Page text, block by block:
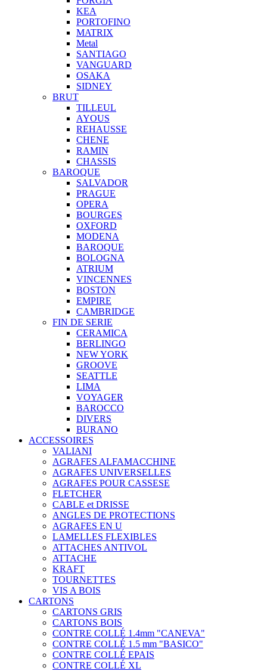
KEA
PORTOFINO
MATRIX
Metal
SANTIAGO
VANGUARD
OSAKA
SIDNEY
BRUT
TILLEUL
AYOUS
REHAUSSE
CHENE
RAMIN
CHASSIS
BAROQUE
SALVADOR
PRAGUE
OPERA
BOURGES
OXFORD
MODENA
BAROQUE
BOLOGNA
ATRIUM
VINCENNES
BOSTON
EMPIRE
CAMBRIDGE
FIN DE SERIE
CERAMICA
BERLINGO
NEW YORK
GROOVE
SEATTLE
LIMA
VOYAGER
BAROCCO
DIVERS
BURANO
ACCESSOIRES
VALIANI
AGRAFES ALFAMACCHINE
AGRAFES UNIVERSELLES
AGRAFES POUR CASSESE
FLETCHER
CABLE et DRISSE
ANGLES DE PROTECTIONS
AGRAFES EN U
LAMELLES FLEXIBLES
ATTACHES ANTIVOL
ATTACHE
KRAFT
TOURNETTES
VIS A BOIS
CARTONS
CARTONS GRIS
CARTONS BOIS
CONTRE COLLÉ 1.4mm "CANEVA"
CONTRE COLLÉ 1.5 mm "BASICO"
CONTRE COLLÉ EPAIS
CONTRE COLLÉ XL